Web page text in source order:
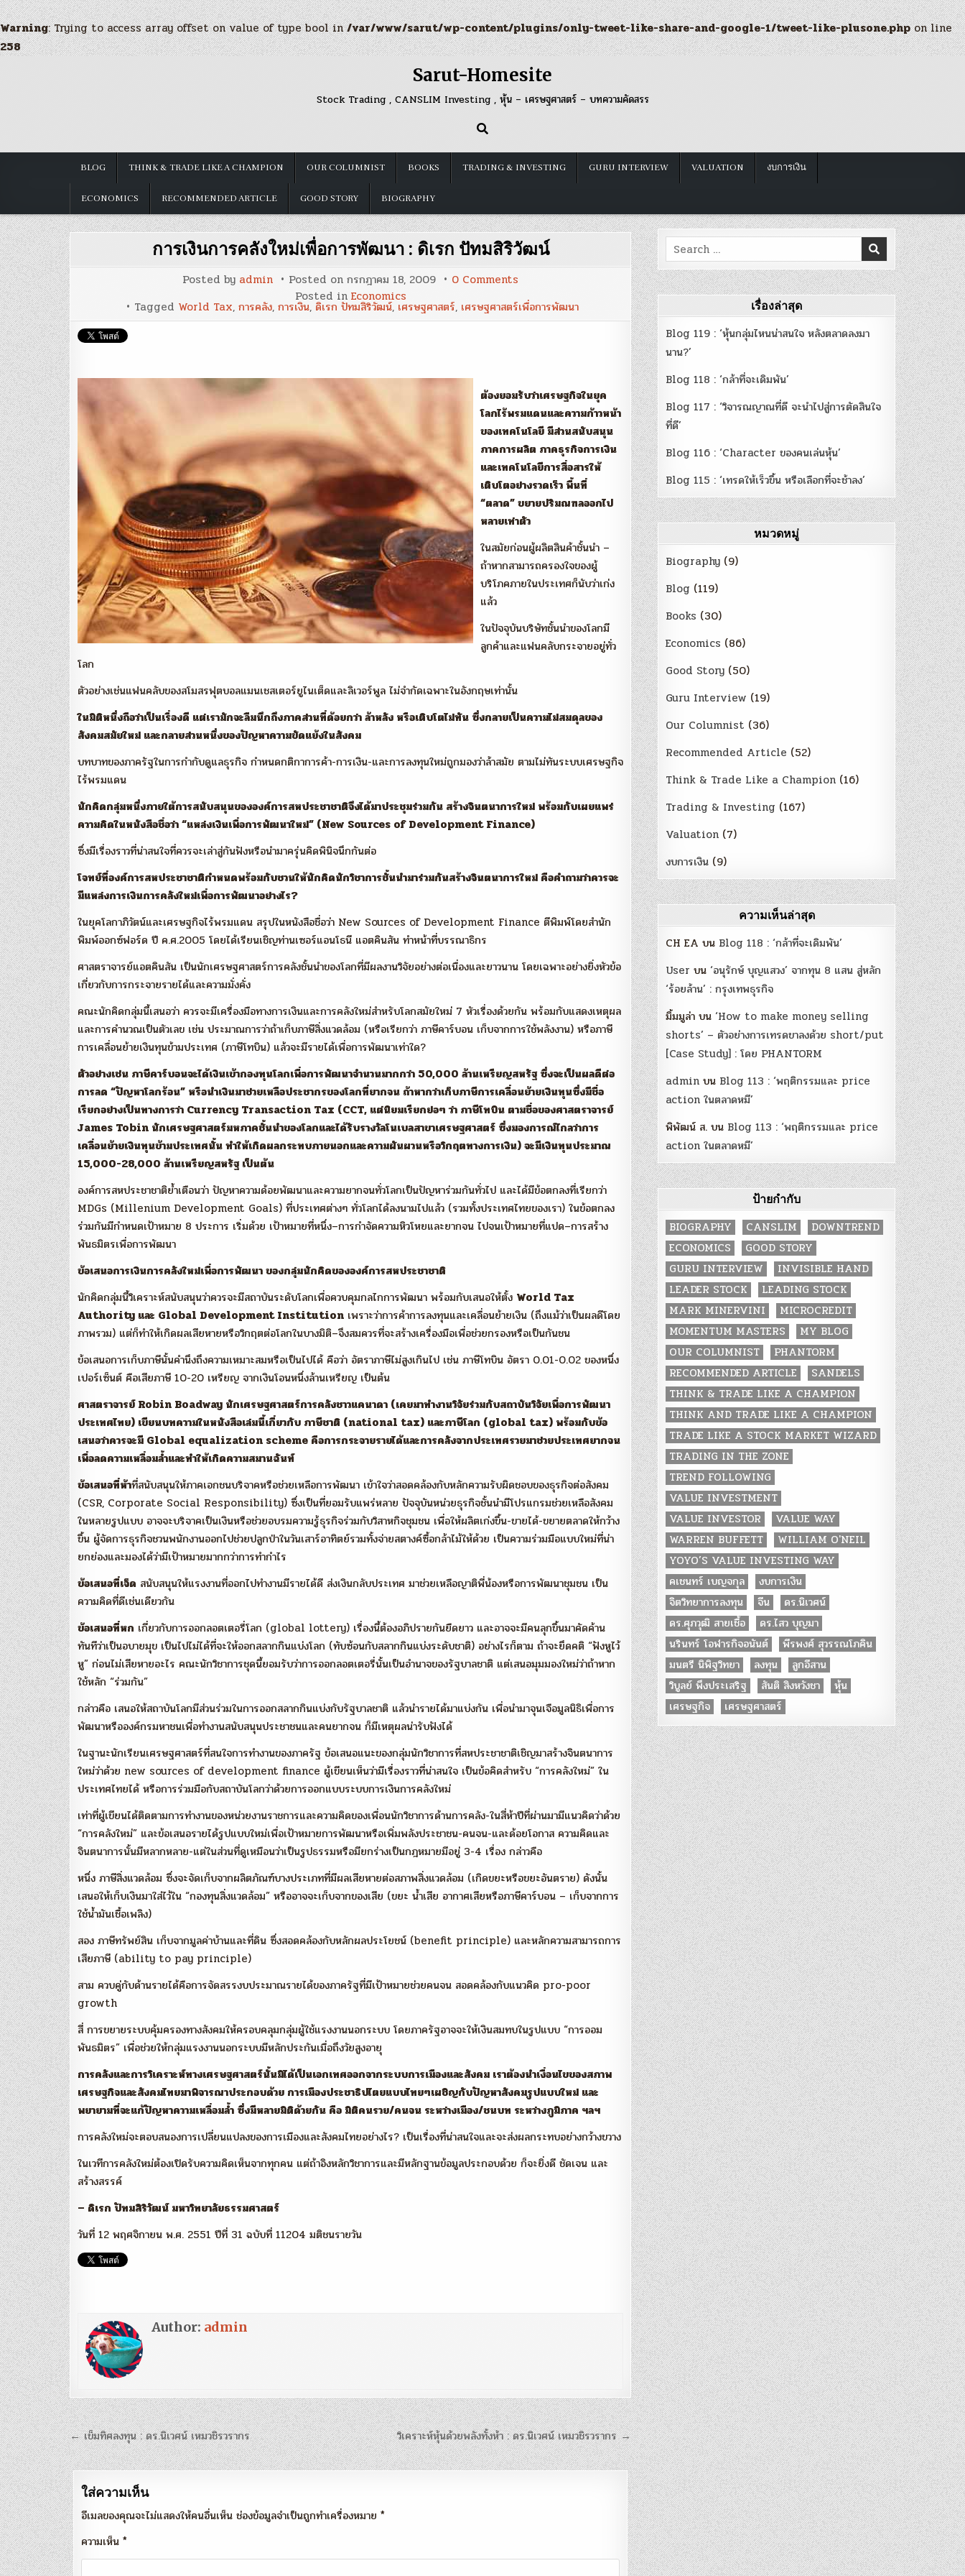
Warning: Trying to access array offset on value of type bool in/var/www/sarut/wp-content/plugins/only-tweet-like-share-and-google-1/tweet-like-plusone.phpon line
258
Sarut-Homesite
Stock Trading , CANSLIM Investing , หุ้น – เศรษฐศาสตร์ – บทความคัดสรร
BLOG THINK & TRADE LIKE A CHAMPION OUR COLUMNIST BOOKS TRADING & INVESTING GURU INTERVIEW VALUATION งบการเงิน
ECONOMICS RECOMMENDED ARTICLE GOOD STORY BIOGRAPHY
การเงินการคลังใหม่เพื่อการพัฒนา : ดิเรก ปัทมสิริวัฒน์
Posted by admin Posted on กรกฎาคม 18, 2009 0 Comments
เงิน
การ
คลัง
ดิเรก
ปัทม
สิ
ริ
วัฒน์
Posted in Economics
Tagged World Tax, การคลัง, การเงิน, ดิเรก ปัทมสิริวัฒน์, เศรษฐศาสตร์, เศรษฐศาสตร์เพื่อการพัฒนา
ต้องยอมรับว่าเศรษฐกิจในยุค
โลกไร้พรมแดนและความก้าวหน้า
ของเทคโนโลยี มีส่วนสนับสนุน
ภาคการผลิต ภาคธุรกิจการเงิน
และเทคโนโลยีการสื่อสารให้
เติบโตอย่างรวดเร็ว พื้นที่
“ตลาด” ขยายปริมณฑลออกไป
หลายเท่าตัว
ในสมัยก่อนผู้ผลิตสินค้าชั้นนำ –
ถ้าหากสามารถครองใจของผู้
บริโภคภายในประเทศก็นับว่าเก่ง
แล้ว
ในปัจจุบันบริษัทชั้นนำของโลกมี
ลูกค้าและแฟนคลับกระจายอยู่ทั่ว
โลก
ตัวอย่างเช่นแฟนคลับของสโมสรฟุตบอลแมนเชสเตอร์ยูไนเต็ดและลิเวอร์พูล ไม่จำกัดเฉพาะในอังกฤษเท่านั้น
ในมิติหนึ่งถือว่าเป็นเรื่องดี แต่เรามักจะลืมนึกถึงภาคส่วนที่ด้อยกว่า ล้าหลัง หรือเติบโตไม่ทัน ซึ่งกลายเป็นความไม่สมดุลของ
สังคมสมัยใหม่ และกลายส่วนหนึ่งของปัญหาความขัดแย้งในสังคม
บทบาทของภาครัฐในการกำกับดูแลธุรกิจ กำหนดกติกาการค้า-การเงิน-และการลงทุนใหม่ถูกมองว่าล้าสมัย ตามไม่ทันระบบเศรษฐกิจ
ไร้พรมแดน
นักคิดกลุ่มหนึ่งภายใต้การสนับสนุนขององค์การสหประชาชาติจึงได้มาประชุมร่วมกัน สร้างจินตนาการใหม่ พร้อมกับเผยแพร่
ความคิดในหนังสือชื่อว่า “แหล่งเงินเพื่อการพัฒนาใหม่” (New Sources of Development Finance)
ซึ่งมีเรื่องราวที่น่าสนใจที่ควรจะเล่าสู่กันฟังหรือนำมาครุ่นคิดพินิจนึกกันต่อ
โจทย์ที่องค์การสหประชาชาติกำหนดพร้อมกับชวนให้นักคิดนักวิชาการชั้นนำมาร่วมกันสร้างจินตนาการใหม่ คือคำถามว่าควรจะ
มีแหล่งการเงินการคลังใหม่เพื่อการพัฒนาอย่างไร?
ในยุคโลกาภิวัตน์และเศรษฐกิจไร้พรมแดน สรุปในหนังสือชื่อว่า New Sources of Development Finance ตีพิมพ์โดยสำนัก
พิมพ์ออกซ์ฟอร์ด ปี ค.ศ.2005 โดยได้เรียนเชิญท่านเซอร์แอนโธนี แอตคินสัน ทำหน้าที่บรรณาธิกร
ศาสตราจารย์แอตคินสัน เป็นนักเศรษฐศาสตร์การคลังชั้นนำของโลกที่มีผลงานวิจัยอย่างต่อเนื่องและยาวนาน โดยเฉพาะอย่างยิ่งหัวข้อ
เกี่ยวกับการกระจายรายได้และความมั่งคั่ง
คณะนักคิดกลุ่มนี้เสนอว่า ควรจะมีเครื่องมือทางการเงินและการคลังใหม่สำหรับโลกสมัยใหม่ 7 หัวเรื่องด้วยกัน พร้อมกับแสดงเหตุผล
และการคำนวณเป็นตัวเลข เช่น ประมาณการว่าถ้าเก็บภาษีสิ่งแวดล้อม (หรือเรียกว่า ภาษีคาร์บอน เก็บจากการใช้พลังงาน) หรือภาษี
การเคลื่อนย้ายเงินทุนข้ามประเทศ (ภาษีโทบิน) แล้วจะมีรายได้เพื่อการพัฒนาเท่าใด?
ตัวอย่างเช่น ภาษีคาร์บอนจะได้เงินเข้ากองทุนโลกเพื่อการพัฒนาจำนวนมากกว่า 50,000 ล้านเหรียญสหรัฐ ซึ่งจะเป็นผลดีต่อ
การลด “ปัญหาโลกร้อน” หรือนำเงินมาช่วยเหลือประชากรของโลกที่ยากจน ถ้าหากว่าเก็บภาษีการเคลื่อนย้ายเงินทุนซึ่งมีชื่อ
เรียกอย่างเป็นทางการว่า Currency Transaction Tax (CCT, แต่นิยมเรียกย่อๆ ว่า ภาษีโทบิน ตามชื่อของศาสตราจารย์
James Tobin นักเศรษฐศาสตร์มหภาคชั้นนำของโลกและได้รับรางวัลโนเบลสาขาเศรษฐศาสตร์ ซึ่งมองการณ์ไกลว่าการ
เคลื่อนย้ายเงินทุนข้ามประเทศนั้น ทำให้เกิดผลกระทบภายนอกและความผันผวนหรือวิกฤตทางการเงิน) จะมีเงินทุนประมาณ
15,000-28,000 ล้านเหรียญสหรัฐ เป็นต้น
องค์การสหประชาชาติย้ำเตือนว่า ปัญหาความด้อยพัฒนาและความยากจนทั่วโลกเป็นปัญหาร่วมกันทั่วไป และได้มีข้อตกลงที่เรียกว่า
MDGs (Millenium Development Goals) ที่ประเทศต่างๆ ทั่วโลกได้ลงนามไปแล้ว (รวมทั้งประเทศไทยของเรา) ในข้อตกลง
ร่วมกันมีกำหนดเป้าหมาย 8 ประการ เริ่มด้วย เป้าหมายที่หนึ่ง–การกำจัดความหิวโหยและยากจน ไปจนเป้าหมายที่แปด–การสร้าง
พันธมิตรเพื่อการพัฒนา
ข้อเสนอการเงินการคลังใหม่เพื่อการพัฒนา ของกลุ่มนักคิดขององค์การสหประชาชาติ
นักคิดกลุ่มนี้วิเคราะห์สนับสนุนว่าควรจะมีสถาบันระดับโลกเพื่อควบคุมกลไกการพัฒนา พร้อมกับเสนอให้ตั้ง World Tax
Authority และ Global Development Institution เพราะว่าการค้าการลงทุนและเคลื่อนย้ายเงิน (ถึงแม้ว่าเป็นผลดีโดย
ภาพรวม) แต่ก็ทำให้เกิดผลเสียหายหรือวิกฤตต่อโลกในบางมิติ–จึงสมควรที่จะสร้างเครื่องมือเพื่อช่วยกรองหรือเป็นกันชน
ข้อเสนอการเก็บภาษีนั้นคำนึงถึงความเหมาะสมหรือเป็นไปได้ คือว่า อัตราภาษีไม่สูงเกินไป เช่น ภาษีโทบิน อัตรา 0.01-0.02 ของหนึ่ง
เปอร์เซ็นต์ คือเสียภาษี 10-20 เหรียญ จากเงินโอนหนึ่งล้านเหรียญ เป็นต้น
ศาสตราจารย์ Robin Boadway นักเศรษฐศาสตร์การคลังชาวแคนาดา (เคยมาทำงานวิจัยร่วมกับสถาบันวิจัยเพื่อการพัฒนา
ประเทศไทย) เขียนบทความในหนังสือเล่มนี้เกี่ยวกับ ภาษีชาติ (national tax) และภาษีโลก (global tax) พร้อมกับข้อ
เสนอว่าควรจะมี Global equalization scheme คือการกระจายรายได้และการคลังจากประเทศรวยมาช่วยประเทศยากจน
เพื่อลดความเหลื่อมล้ำและทำให้เกิดความสมานฉันท์
ข้อเสนอที่ห้าที่สนับสนุนให้ภาคเอกชนบริจาคหรือช่วยเหลือการพัฒนา เข้าใจว่าสอดคล้องกับหลักความรับผิดชอบของธุรกิจต่อสังคม
(CSR, Corporate Social Responsibility) ซึ่งเป็นที่ยอมรับแพร่หลาย ปัจจุบันหน่วยธุรกิจชั้นนำมีโปรแกรมช่วยเหลือสังคม
ในหลายรูปแบบ อาจจะบริจาคเป็นเงินหรือช่วยอบรมความรู้ธุรกิจร่วมกับวิสาหกิจชุมชน เพื่อให้ผลิตเก่งขึ้น-ขายได้-ขยายตลาดให้กว้าง
ขึ้น ผู้จัดการธุรกิจชวนพนักงานออกไปช่วยปลูกป่าในวันเสาร์อาทิตย์รวมทั้งจ่ายสตางค์ซื้อกล้าไม้ให้ด้วย เป็นความร่วมมือแบบใหม่ที่น่า
ยกย่องและมองได้ว่ามีเป้าหมายมากกว่าการทำกำไร
ข้อเสนอที่เจ็ด สนับสนุนให้แรงงานที่ออกไปทำงานมีรายได้ดี ส่งเงินกลับประเทศ มาช่วยเหลือญาติพี่น้องหรือการพัฒนาชุมชน เป็น
ความคิดที่ดีเช่นเดียวกัน
ข้อเสนอที่หก เกี่ยวกับการออกลอตเตอรี่โลก (global lottery) เรื่องนี้ต้องอภิปรายกันยืดยาว และอาจจะมีคนลุกขึ้นมาคัดค้าน
ทันทีว่าเป็นอบายมุข เป็นไปไม่ได้ที่จะให้ออกสลากกินแบ่งโลก (ทับซ้อนกับสลากกินแบ่งระดับชาติ) อย่างไรก็ตาม ถ้าจะยึดคติ “ฟังหูไว้
หู” ก่อนไม่เสียหายอะไร คณะนักวิชาการชุดนี้ยอมรับว่าการออกลอตเตอรี่นั้นเป็นอำนาจของรัฐบาลชาติ แต่เสนอมุมมองใหม่ว่าถ้าหาก
ใช้หลัก “ร่วมกัน”
กล่าวคือ เสนอให้สถาบันโลกมีส่วนร่วมในการออกสลากกินแบ่งกับรัฐบาลชาติ แล้วนำรายได้มาแบ่งกัน เพื่อนำมาจุนเจือมูลนิธิเพื่อการ
พัฒนาหรือองค์กรมหาชนเพื่อทำงานสนับสนุนประชาชนและคนยากจน ก็มีเหตุผลน่ารับฟังได้
ในฐานะนักเรียนเศรษฐศาสตร์ที่สนใจการทำงานของภาครัฐ ข้อเสนอแนะของกลุ่มนักวิชาการที่สหประชาชาติเชิญมาสร้างจินตนาการ
ใหม่ว่าด้วย new sources of development finance ผู้เขียนเห็นว่ามีเรื่องราวที่น่าสนใจ เป็นข้อคิดสำหรับ “การคลังใหม่” ใน
ประเทศไทยได้ หรือการร่วมมือกับสถาบันโลกว่าด้วยการออกแบบระบบการเงินการคลังใหม่
เท่าที่ผู้เขียนได้ติดตามการทำงานของหน่วยงานราชการและความคิดของเพื่อนนักวิชาการด้านการคลัง-ในสี่ห้าปีที่ผ่านมามีแนวคิดว่าด้วย
“การคลังใหม่” และข้อเสนอรายได้รูปแบบใหม่เพื่อเป้าหมายการพัฒนาหรือเพิ่มพลังประชาชน-คนจน-และด้อยโอกาส ความคิดและ
จินตนาการนั้นมีหลากหลาย-แต่ในส่วนที่ดูเหมือนว่าเป็นรูปธรรมหรือมียกร่างเป็นกฎหมายมีอยู่ 3-4 เรื่อง กล่าวคือ
หนึ่ง ภาษีสิ่งแวดล้อม ซึ่งจะจัดเก็บจากผลิตภัณฑ์บางประเภทที่มีผลเสียหายต่อสภาพสิ่งแวดล้อม (เกิดขยะหรือขยะอันตราย) ดังนั้น
เสนอให้เก็บเงินมาใส่ไว้ใน “กองทุนสิ่งแวดล้อม” หรืออาจจะเก็บจากของเสีย (ขยะ น้ำเสีย อากาศเสียหรือภาษีคาร์บอน – เก็บจากการ
ใช้น้ำมันเชื้อเพลิง)
สอง ภาษีทรัพย์สิน เก็บจากมูลค่าบ้านและที่ดิน ซึ่งสอดคล้องกับหลักผลประโยชน์ (benefit principle) และหลักความสามารถการ
เสียภาษี (ability to pay principle)
สาม ควบคู่กับด้านรายได้คือการจัดสรรงบประมาณรายได้ของภาครัฐที่มีเป้าหมายช่วยคนจน สอดคล้องกับแนวคิด pro-poor
growth
สี่ การขยายระบบคุ้มครองทางสังคมให้ครอบคลุมกลุ่มผู้ใช้แรงงานนอกระบบ โดยภาครัฐอาจจะให้เงินสมทบในรูปแบบ “การออม
พันธมิตร” เพื่อช่วยให้กลุ่มแรงงานนอกระบบมีหลักประกันเมื่อถึงวัยสูงอายุ
การคลังและการวิเคราะห์ทางเศรษฐศาสตร์นั้นมิได้เป็นเอกเทศออกจากระบบการเมืองและสังคม เราต้องนำเงื่อนไขของสภาพ
เศรษฐกิจและสังคมไทยมาพิจารณาประกอบด้วย การเมืองประชาธิปไตยแบบไทยๆเผชิญกับปัญหาสังคมรูปแบบใหม่ และ
พยายามที่จะแก้ปัญหาความเหลื่อมล้ำ ซึ่งมีหลายมิติด้วยกัน คือ มิติคนรวย/คนจน ระหว่างเมือง/ชนบท ระหว่างภูมิภาค ฯลฯ
การคลังใหม่จะตอบสนองการเปลี่ยนแปลงของการเมืองและสังคมไทยอย่างไร? เป็นเรื่องที่น่าสนใจและจะส่งผลกระทบอย่างกว้างขวาง
ในเวทีการคลังใหม่ต้องเปิดรับความคิดเห็นจากทุกคน แต่ถ้าอิงหลักวิชาการและมีหลักฐานข้อมูลประกอบด้วย ก็จะยิ่งดี ชัดเจน และ
สร้างสรรค์
– ดิเรก ปัทมสิริวัฒน์ มหาวิทยาลัยธรรมศาสตร์
วันที่ 12 พฤศจิกายน พ.ศ. 2551 ปีที่ 31 ฉบับที่ 11204 มติชนรายวัน
Author: admin
แนะแนว
เรื่อง
วิเคราะห์หุ้นด้วยพลังทั้งห้า : ดร.นิเวศน์ เหมวชิรวรากร →
← เข็มทิศลงทุน : ดร.นิเวศน์ เหมวชิรวรากร
ใส่ความเห็น
อีเมลของคุณจะไม่แสดงให้คนอื่นเห็น ช่องข้อมูลจำเป็นถูกทำเครื่องหมาย *
ความเห็น *
Search
for:
เรื่องล่าสุด
Blog 119 : ‘หุ้นกลุ่มไหนน่าสนใจ หลังตลาดลงมา
นาน?’
Blog 118 : ‘กล้าที่จะเดิมพัน’
Blog 117 : ‘วิจารณญาณที่ดี จะนำไปสู่การตัดสินใจ
ที่ดี’
Blog 116 : ‘Character ของคนเล่นหุ้น’
Blog 115 : ‘เทรดให้เร็วขึ้น หรือเลือกที่จะช้าลง’
หมวดหมู่
Biography (9)
Blog (119)
Books (30)
Economics (86)
Good Story (50)
Guru Interview (19)
Our Columnist (36)
Recommended Article (52)
Think & Trade Like a Champion (16)
Trading & Investing (167)
Valuation (7)
งบการเงิน (9)
ความเห็นล่าสุด
CH EA บน Blog 118 : ‘กล้าที่จะเดิมพัน’
User บน‘อนุรักษ์ บุญแสวง’ จากทุน 8 แสน สู่หลัก
‘ร้อยล้าน’ : กรุงเทพธุรกิจ
มิ้มมูล่า บน‘How to make money selling
shorts’ – ตัวอย่างการเทรดขาลงด้วย short/put
[Case Study] : โดย PHANTORM
admin บน Blog 113 : ‘พฤติกรรมและ price
action ในตลาดหมี’
พิพัฒน์ ส. บน Blog 113 : ‘พฤติกรรมและ price
action ในตลาดหมี’
ป้ายกำกับ
BIOGRAPHY CANSLIM
DOWNTREND
ECONOMICS
GOOD STORY
GURU INTERVIEW
INVISIBLE HAND
LEADER STOCK
LEADING STOCK
MARK MINERVINI
MICROCREDIT
MOMENTUM MASTERS
MY BLOG
OUR COLUMNIST
PHANTORM
RECOMMENDED ARTICLE
SANDELS
THINK & TRADE LIKE A CHAMPION
THINK AND TRADE LIKE A CHAMPION
TRADE LIKE A STOCK MARKET WIZARD
TRADING IN THE ZONE
TREND FOLLOWING
VALUE INVESTMENT
VALUE INVESTOR
VALUE WAY
WARREN BUFFETT
WILLIAM O'NEIL
YOYO’S VALUE INVESTING WAY
คเชนทร์ เบญจกุล
งบการเงิน
จิตวิทยาการลงทุน
จีน
ดร.นิเวศน์
ดร.ศุภวุฒิ สายเชื้อ
ดร.ไสว บุญมา
นรินทร์ โอฬารกิจอนันต์
พีรพงศ์ สุวรรณโภคิน
มนตรี นิพิฐวิทยา
ลงทุน
ลูกอีสาน
วิบูลย์ พึงประเสริฐ
สันติ สิงหวังชา
หุ้น
เศรษฐกิจ
เศรษฐศาสตร์